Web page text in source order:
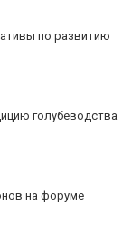
по развитию
голубеводства
на форуме